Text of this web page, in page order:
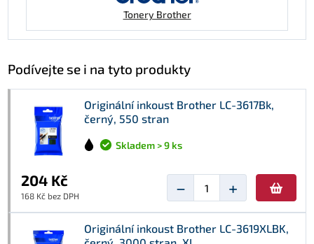
Tonery Brother
Podívejte se i na tyto produkty
Originální inkoust Brother LC-3617Bk,
černý, 550 stran
Skladem > 9 ks
204 Kč
168 Kč bez DPH − +
Originální inkoust Brother LC-3619XLBK,